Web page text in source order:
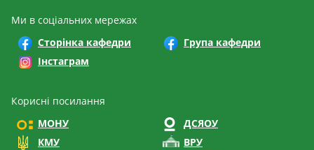
Ми в соціальних мережах
Сторінка кафедри
Група кафедри
Інстаграм
Корисні посилання
МОНУ
ДСЯОУ
КМУ
ВРУ